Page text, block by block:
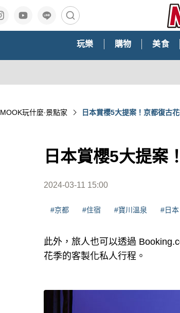
玩樂 購物 美食
MOOK玩什麼‧景點家 日本賞櫻5大提案！京都復古
日本賞櫻5大提案
2024-03-11 15:00
#京都 #住宿 #寶川溫泉 #日本
此外，旅人也可以透過
花季的客製化私人行程。